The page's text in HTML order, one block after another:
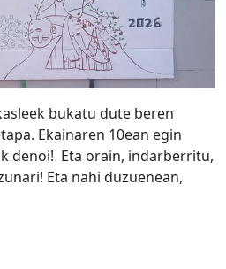
bukatu dute beren
Ekainaren 10ean egin
denoi! Eta orain, indarberritu,
Eta nahi duzuenean,